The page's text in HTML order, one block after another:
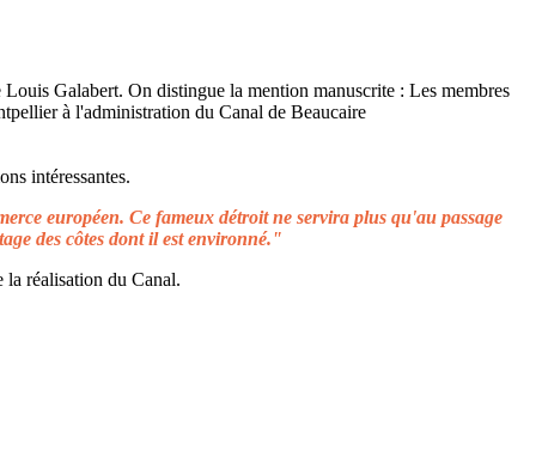
intéressantes.
européen. Ce fameux détroit ne servira plus qu'au passage
des côtes dont il est environné."
réalisation du Canal.